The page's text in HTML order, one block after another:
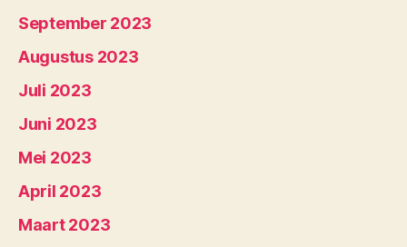
September 2023
Augustus 2023
Juli 2023
Juni 2023
Mei 2023
April 2023
Maart 2023